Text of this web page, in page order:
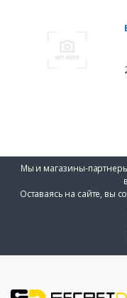
Мы и магазины-
Оставаясь на сайте, вы